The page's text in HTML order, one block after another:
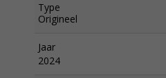
Type
Origineel
Jaar
2024